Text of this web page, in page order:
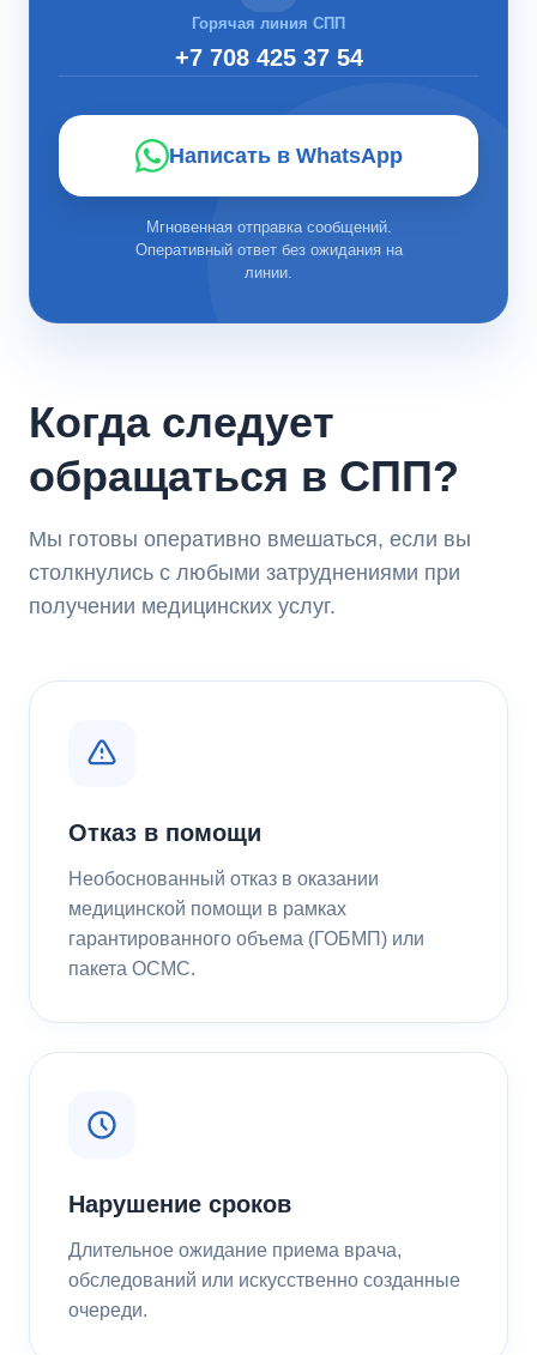
Горячая линия СПП
+7 708 425 37 54
Написать в WhatsApp
Мгновенная отправка сообщений.
Оперативный ответ без ожидания на
линии.
Когда следует
обращаться в СПП?
Мы готовы оперативно вмешаться, если вы
столкнулись с любыми затруднениями при
получении медицинских услуг.
Отказ в помощи
Необоснованный отказ в оказании
медицинской помощи в рамках
гарантированного объема (ГОБМП) или
пакета ОСМС.
Нарушение сроков
Длительное ожидание приема врача,
обследований или искусственно созданные
очереди.